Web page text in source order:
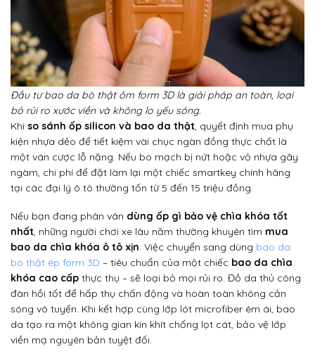
Đầu tư bao da bò thật ôm form 3D là giải pháp an toàn, loại
bỏ rủi ro xước viền và không lo yếu sóng.
Khi so sánh ốp silicon và bao da thật , quyết định mua phụ
kiện nhựa dẻo để tiết kiệm vài chục ngàn đồng thực chất là
một ván cược lỗ nặng. Nếu bo mạch bị nứt hoặc vỏ nhựa gãy
ngàm, chi phí để đặt làm lại một chiếc smartkey chính hãng
tại các đại lý ô tô thường tốn từ 5 đến 15 triệu đồng.
Nếu bạn đang phân vân dùng ốp gì bảo vệ chìa khóa tốt
nhất, những người chơi xe lâu năm thường khuyên tìm mua
bao da chìa khóa ô tô xịn. Việc chuyển sang dùng bao da
bò thật ép form 3D – tiêu chuẩn của một chiếc bao da chìa
khóa cao cấp thực thụ – sẽ loại bỏ mọi rủi ro. Đồ da thủ công
đàn hồi tốt để hấp thụ chấn động và hoàn toàn không cản
sóng vô tuyến. Khi kết hợp cùng lớp lót microfiber êm ái, bao
da tạo ra một không gian kín khít chống lọt cát, bảo vệ lớp
viền mạ nguyên bản tuyệt đối.